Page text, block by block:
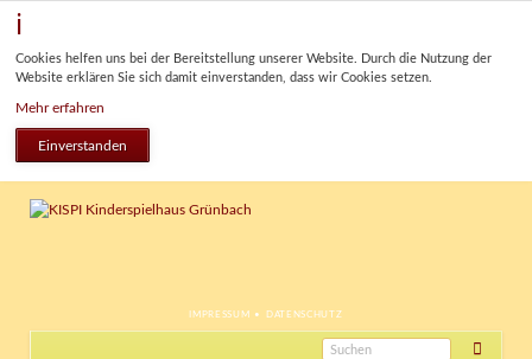
Cookies helfen uns bei der Bereitstellung unserer Website. Durch die Nutzung der
Website erklären Sie sich damit einverstanden, dass wir Cookies setzen.
Mehr erfahren
Einverstanden
NAVIGATION
IMPRESSUM DATENSCHUTZ